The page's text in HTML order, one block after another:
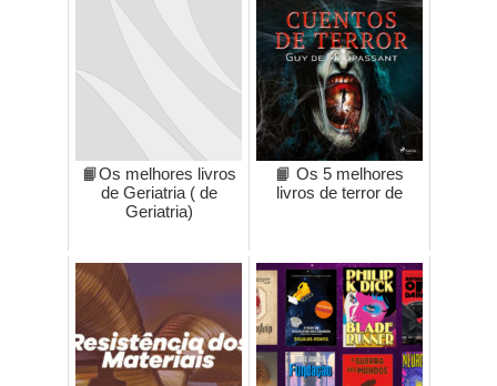
📙Os melhores livros
de Geriatria ( de
Geriatria)
📙 Os 5 melhores
livros de terror de